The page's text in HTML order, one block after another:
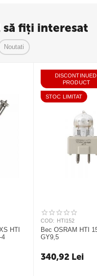
să fiți interesat
Noutati
HTI
4
DISCONTINUED
PRODUCT
STOC LIMITAT
COD: HTI152
Bec OSRAM HTI 152W
GY9,5
340,92 Lei